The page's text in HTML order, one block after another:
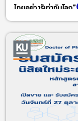
ไทยอย่างรู้เท่าทันโลก”
วันอังคารที่ 18 พ
รับชมและถ่ายทอ
: KU Radio
ภาคตะวันออกเฉียงเ
ม.ก.เชียงใหม่ AM.